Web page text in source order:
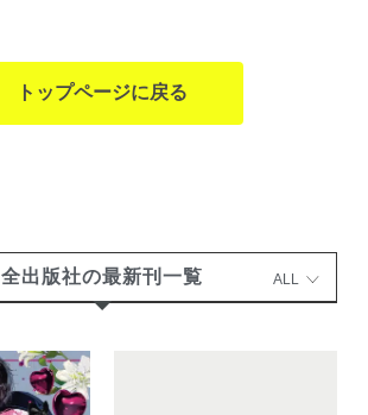
トップページに戻る
全出版社の最新刊一覧 ALL